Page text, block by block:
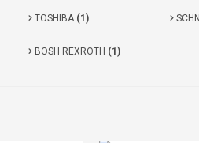
TOSHIBA (1)
BOSH REXROTH (1)